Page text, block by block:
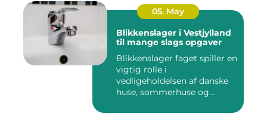
05. May
Blikkenslager i Vestjylland
til mange slags opgaver
Blikkenslager faget spiller en
vigtig rolle i
vedligeholdelsen af danske
huse, sommerhuse og